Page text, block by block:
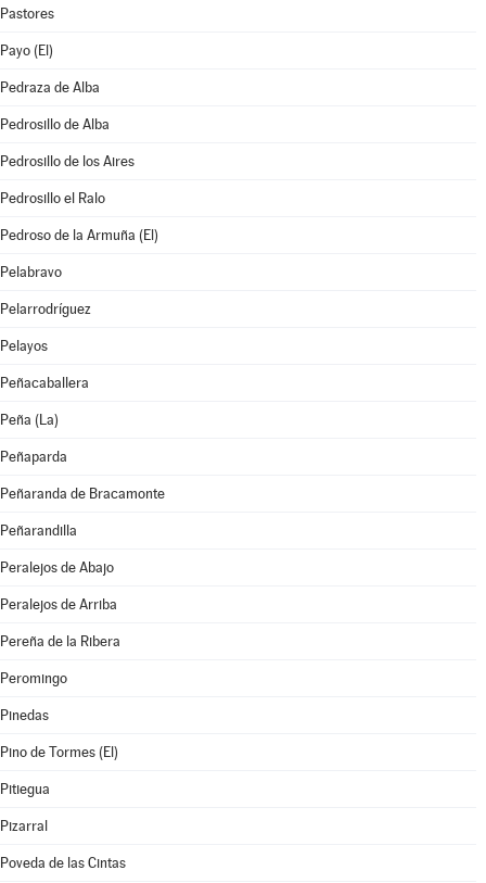
Pastores
Payo (El)
Pedraza de Alba
Pedrosillo de Alba
Pedrosillo de los Aires
Pedrosillo el Ralo
Pedroso de la Armuña (El)
Pelabravo
Pelarrodríguez
Pelayos
Peñacaballera
Peña (La)
Peñaparda
Peñaranda de Bracamonte
Peñarandilla
Peralejos de Abajo
Peralejos de Arriba
Pereña de la Ribera
Peromingo
Pinedas
Pino de Tormes (El)
Pitiegua
Pizarral
Poveda de las Cintas